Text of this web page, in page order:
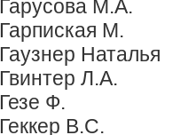
Гарусова М.А.
Гарпиская М.
Гаузнер Наталья
Гвинтер Л.А.
Гезе Ф.
Геккер В.С.